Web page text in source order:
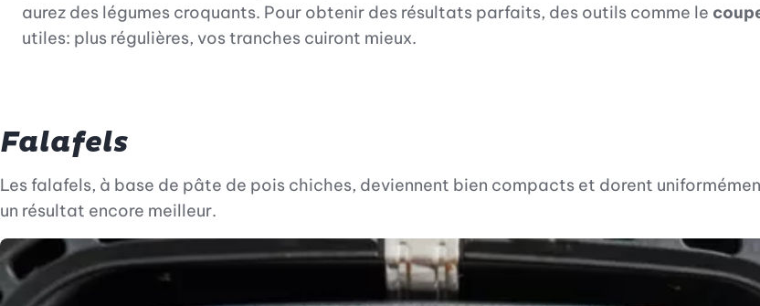
aurez des légumes croquants. Pour obtenir des résultats parfaits, des outils comme le
utiles: plus régulières, vos tranches cuiront mieux.
Falafels
Les falafels, à base de pâte de pois chiches, deviennent bien compacts et dorent
un résultat encore meilleur.